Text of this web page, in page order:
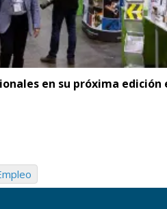
en su próxima edición